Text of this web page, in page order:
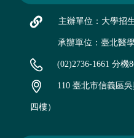
主辦單位：大學招
承辦單位：臺北醫
(02)2736-1661 分機
110 臺北市信義區
四樓）